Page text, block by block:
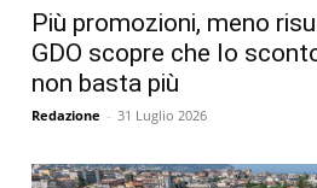
Più promozioni, meno
GDO scopre che lo
non basta più
Redazione - 31 Luglio 2026